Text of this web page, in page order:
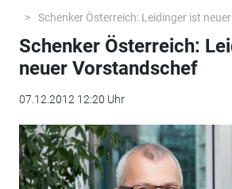
Schenker Österreich: Leidinger ist
Schenker Österreich:
neuer Vorstandschef
07.12.2012 12:20 Uhr